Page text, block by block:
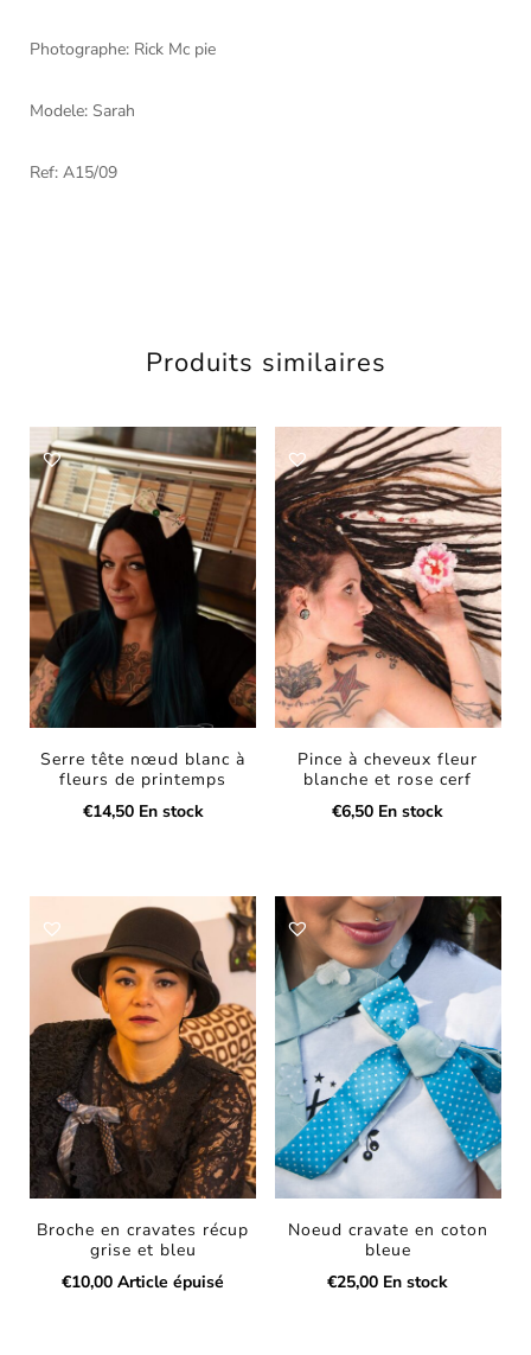
Photographe: Rick Mc pie
Modele: Sarah
Ref: A15/09
Produits similaires
Serre tête nœud blanc à
fleurs de printemps
€14,50 En stock
Pince à cheveux fleur
blanche et rose cerf
€6,50 En stock
Broche en cravates récup
grise et bleu
€10,00 Article épuisé
Noeud cravate en coton
bleue
€25,00 En stock